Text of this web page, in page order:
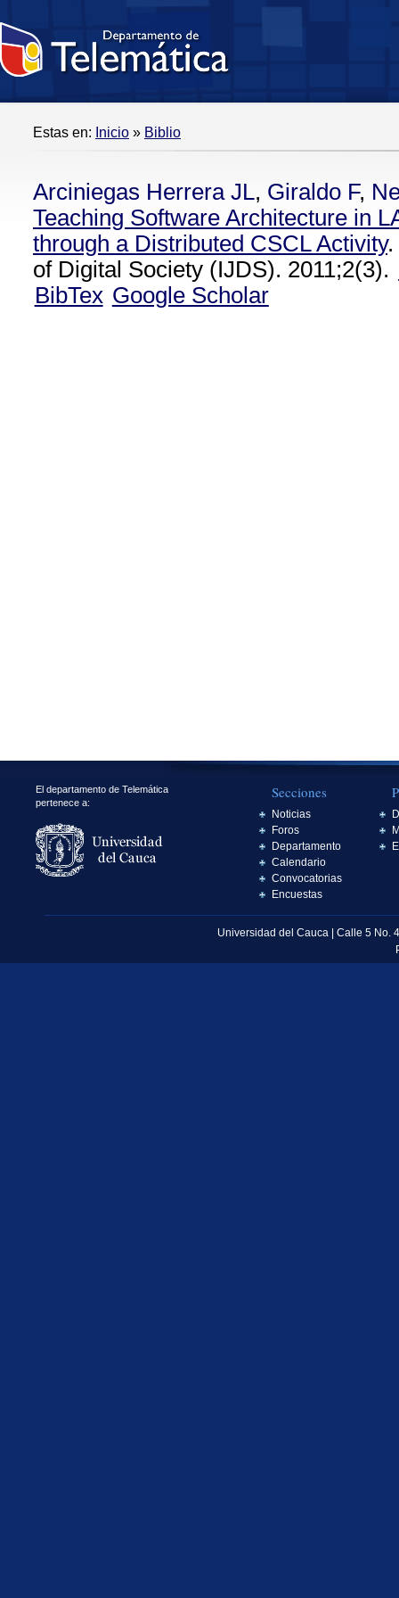
Estas en: Inicio » Biblio
Arciniegas Herrera JL, Giraldo F,
Teaching Software Architecture in
through a Distributed CSCL Activity.
of Digital Society (IJDS). 2011;2(3).
BibTex Google Scholar
El departamento de Telemática
pertenece a:
Secciones
Noticias
Foros
Departamento
Calendario
Convocatorias
Encuestas
Universidad del Cauca | Calle 5 No.